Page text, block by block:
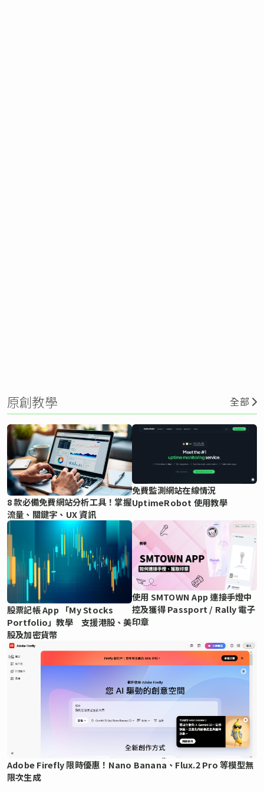
原創教學 全部
8 款必備免費網站分析工具！掌握
流量、關鍵字、UX 資訊
免費監測網站在線情況
UptimeRobot 使用教學
股票記帳 App 「My Stocks
Portfolio」教學 支援港股、美
股及加密貨幣
使用 SMTOWN App 連接手燈中
控及獲得 Passport / Rally 電子
印章
Adobe Firefly 限時優惠！Nano Banana、Flux.2 Pro 等模型無
限次生成